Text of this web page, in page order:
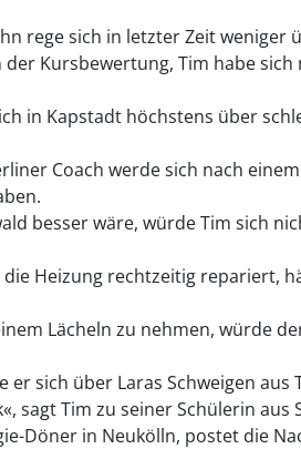
rege sich in letzter Zeit
der Kursbewertung, Tim habe
in Kapstadt höchstens über
Coach werde sich nach
besser wäre, würde Tim sich
Heizung rechtzeitig repariert,
Lächeln zu nehmen, würde
er sich über Laras Schweigen
sagt Tim zu seiner Schülerin
Döner in Neukölln, postet die